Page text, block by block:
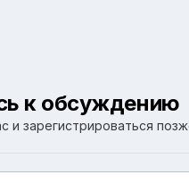
к обсуждению
зарегистрироваться